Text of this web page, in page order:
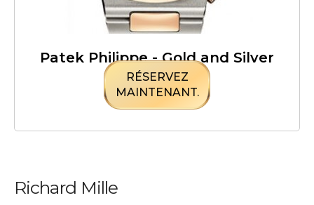
Patek Philippe - Gold and Silver
RÉSERVEZ
MAINTENANT.
Richard Mille